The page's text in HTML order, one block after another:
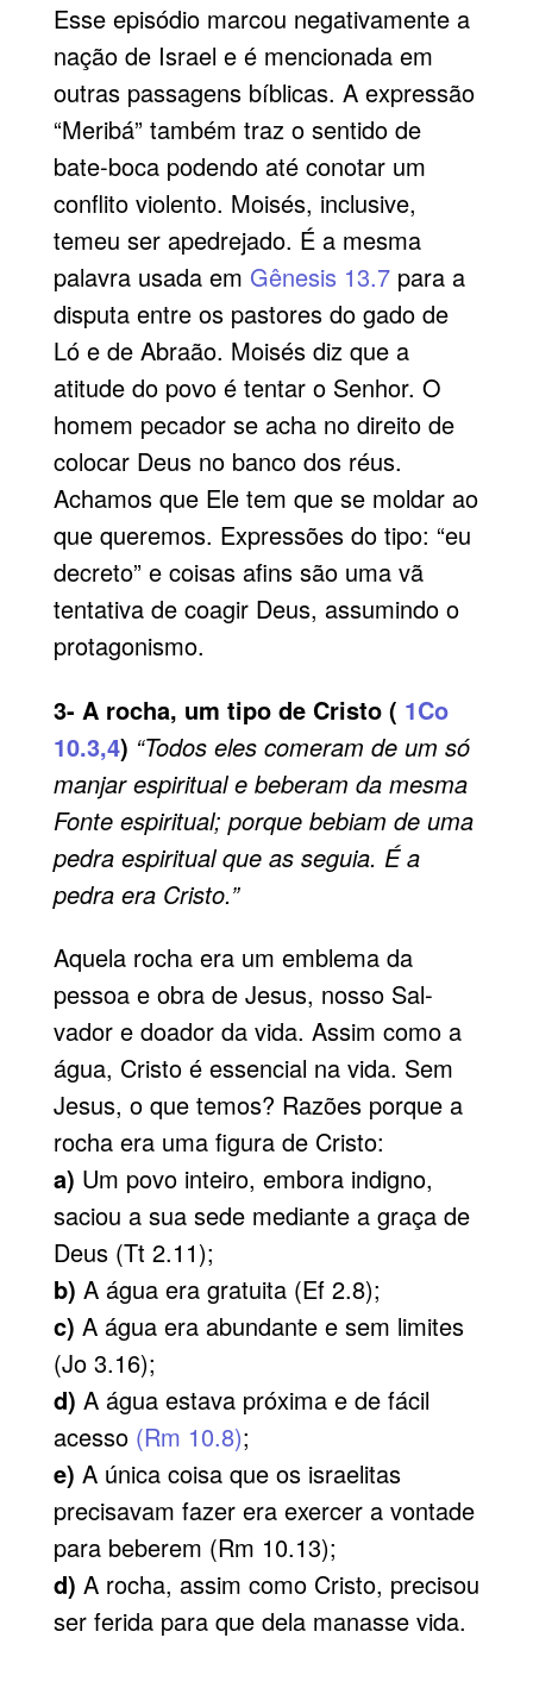
Esse episódio marcou negativamente a
nação de Israel e é mencionada em
outras passagens bíblicas. A expressão
“Meribá” também traz o sentido de
bate-boca podendo até conotar um
conflito violento. Moisés, inclusive,
temeu ser ape­drejado. É a mesma
palavra usada em Gênesis 13.7para a
disputa entre os pastores do gado de
Ló e de Abraão. Moisés diz que a
atitude do povo é tentar o Senhor. O
homem pecador se acha no direito de
colocar Deus no banco dos réus.
Achamos que Ele tem que se moldar ao
que queremos. Expressões do tipo: “eu
decreto” e coisas afins são uma vã
tentativa de coagir Deus, assumindo o
protagonismo.
3- A rocha, um tipo de Cristo ( 1Co
10.3,4) “Todos eles comeram de um só
manjar espiritual e beberam da mesma
Fonte espiritual; porque bebiam de uma
pedra espiritual que as seguia. É a
pedra era Cristo.”
Aquela rocha era um emblema da
pessoa e obra de Jesus, nosso Sal­
vador e doador da vida. Assim como a
água, Cristo é essencial na vida. Sem
Jesus, o que temos? Razões porque a
rocha era uma figura de Cristo:
a) Um povo inteiro, embora indigno,
saciou a sua sede mediante a graça de
Deus (Tt 2.11);
b) A água era gratuita (Ef 2.8);
c) A água era abundante e sem limites
(Jo 3.16);
d) A água estava próxima e de fácil
acesso (Rm 10.8);
e) A única coisa que os israelitas
precisavam fazer era exercer a vontade
para beberem (Rm 10.13);
d) A rocha, assim como Cristo, precisou
ser ferida para que dela manasse vida.